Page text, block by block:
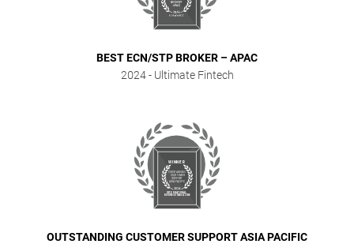
BEST ECN/STP BROKER – APAC
2024- Ultimate Fintech
OUTSTANDING CUSTOMER SUPPORT ASIA PACIFIC